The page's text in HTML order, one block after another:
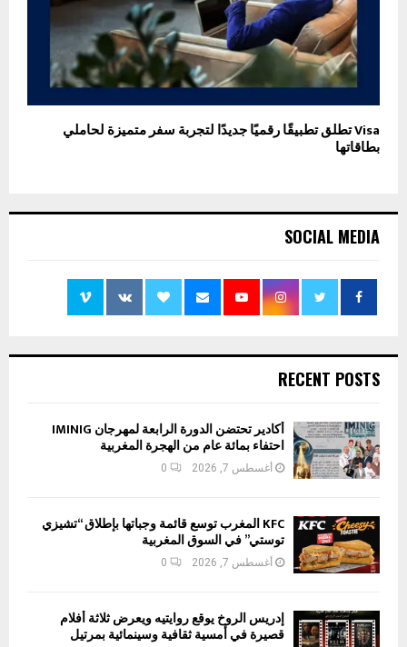
Visa تطلق تطبيقًا رقميًا جديدًا لتجربة سفر متميزة لحاملي
بطاقاتها
SOCIAL MEDIA
RECENT POSTS
أكادير تحتضن الدورة الرابعة لمهرجان IMINIG
احتفاء بمائة عام من الهجرة المغربية
أغسطس 7, 2026 0
KFC المغرب توسع قائمة وجباتها بإطلاق “تشيزي
توستي” في السوق المغربية
أغسطس 7, 2026 0
إدريس الروخ يوقع روايتيه ويعرض ثلاثة أفلام
قصيرة في أمسية ثقافية وسينمائية بمرتيل